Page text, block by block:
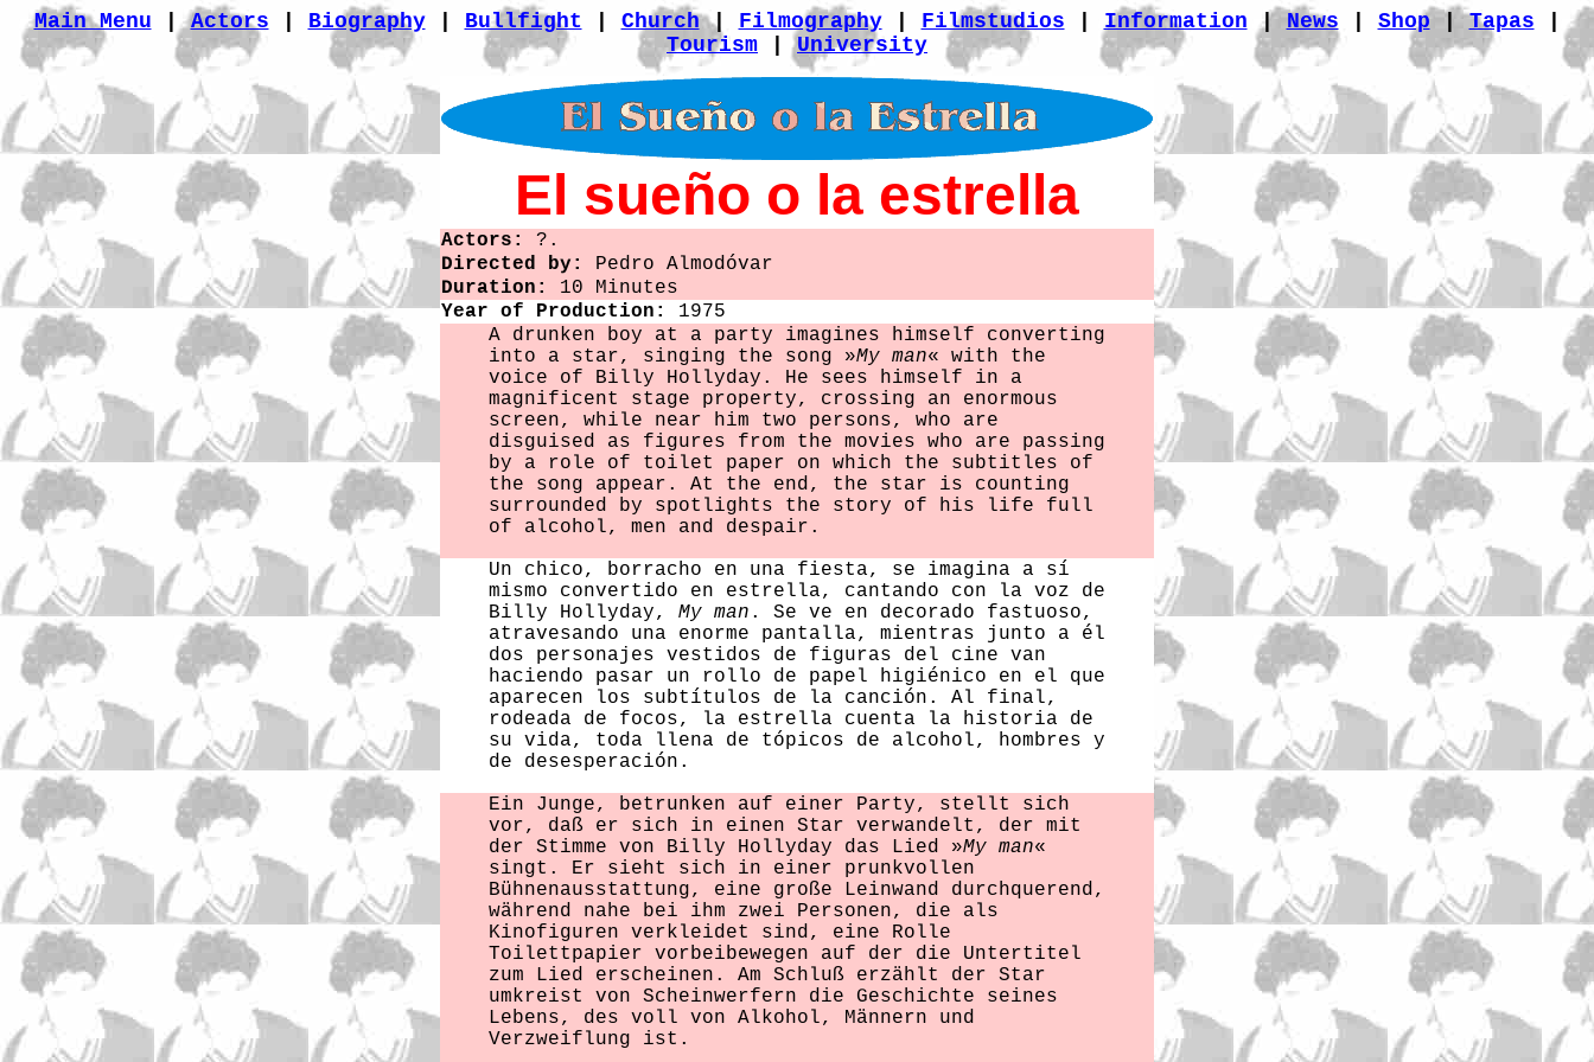
Main Menu |Actors Biography| Bullfight Church| Filmography| Filmstudios Information | News Shop |Tapas
Tourism |University
El sueño o la estrella
Actors:
?.
Directed by:
Pedro Almodóvar
Duration:
10 Minutes
Year of Production:
1975
A drunken boy at a party imagines himself converting
into a star, singing the song »My man« with the
voice of Billy Hollyday. He sees himself in a
magnificent stage property, crossing an enormous
screen, while near him two persons, who are
disguised as figures from the movies who are passing
by a role of toilet paper on which the subtitles of
the song appear. At the end, the star is counting
surrounded by spotlights the story of his life full
of alcohol, men and despair.
Un chico, borracho en una fiesta, se imagina a sí
mismo convertido en estrella, cantando con la voz de
Billy Hollyday, My man . Se ve en decorado fastuoso,
atravesando una enorme pantalla, mientras junto a él
dos personajes vestidos de figuras del cine van
haciendo pasar un rollo de papel higiénico en el que
aparecen los subtítulos de la canción. Al final,
rodeada de focos, la estrella cuenta la historia de
su vida, toda llena de tópicos de alcohol, hombres y
de desesperación.
Ein Junge, betrunken auf einer Party, stellt sich
vor, daß er sich in einen Star verwandelt, der mit
der Stimme von Billy Hollyday das Lied »My man«
singt. Er sieht sich in einer prunkvollen
Bühnenausstattung, eine große Leinwand durchquerend,
während nahe bei ihm zwei Personen, die als
Kinofiguren verkleidet sind, eine Rolle
Toilettpapier vorbeibewegen auf der die Untertitel
zum Lied erscheinen. Am Schluß erzählt der Star
umkreist von Scheinwerfern die Geschichte seines
Lebens, des voll von Alkohol, Männern und
Verzweiflung ist.